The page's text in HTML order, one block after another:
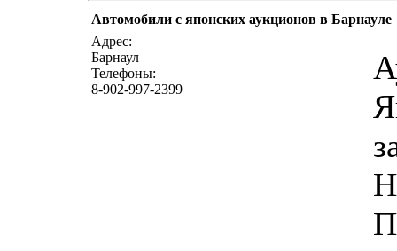
Автомобили с японских аукционов в Барнауле
Адрес:
Барнаул
Телефоны:
8-902-997-2399